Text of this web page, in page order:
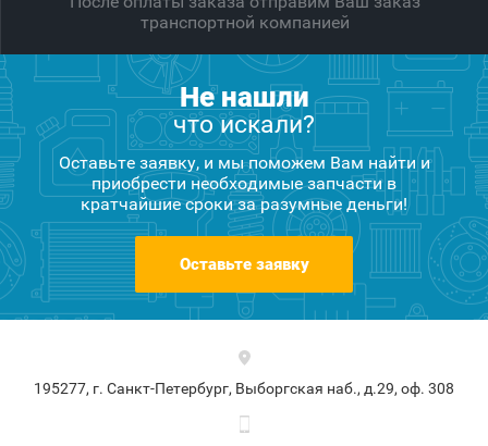
транспортной компанией
Не нашли
что искали?
Оставьте заявку, и мы поможем Вам найти и
приобрести необходимые запчасти в
кратчайшие сроки за разумные деньги!
Оставьте заявку
195277, г. Санкт-Петербург, Выборгская наб., д.29, оф. 308